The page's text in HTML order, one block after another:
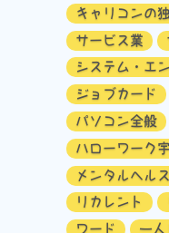
キャリコンの
サービス業
システム・エ
ジョブカード
パソコン全般
ハローワーク
メンタルヘルス
リカレント
ワード
一